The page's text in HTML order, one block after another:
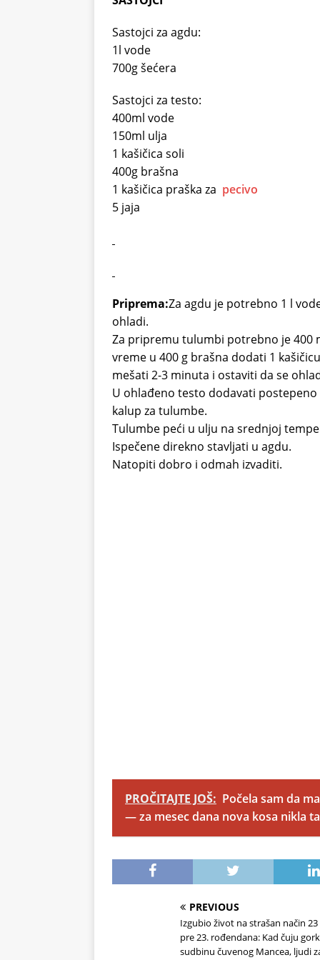
Sastojci za agdu:
1l vode
700g šećera
Sastojci za testo:
400ml vode
150ml ulja
1 kašičica soli
400g brašna
1 kašičica praška za pecivo
5 jaja
Priprema:Za agdu je potrebno 1 l
ohladi.
Za pripremu tulumbi potrebno je 400
vreme u 400 g brašna dodati 1
mešati 2-3 minuta i ostaviti da se
U ohlađeno testo dodavati
kalup za tulumbe.
Tulumbe peći u ulju na srednjoj
Ispečene direkno stavljati u agdu.
Natopiti dobro i odmah izvaditi.
PROČITAJTE JOŠ: Počela sam da
— za mesec dana nova kosa nikla
PREVIOUS
Izgubio život na strašan način
pre 23. rođendana: Kad čuju
sudbinu čuvenog Mancea, ljudi